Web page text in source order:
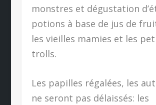
monstres et dégustation
potions à base de jus de
les vieilles mamies et les
trolls.
Les papilles régalées, les
ne seront pas délaissés: les